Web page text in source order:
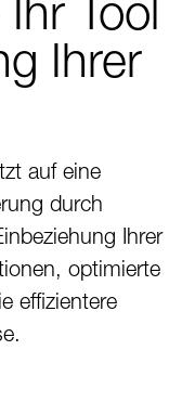
Tool
Ihrer
auf eine
durch
Ihrer
optimierte
effizientere